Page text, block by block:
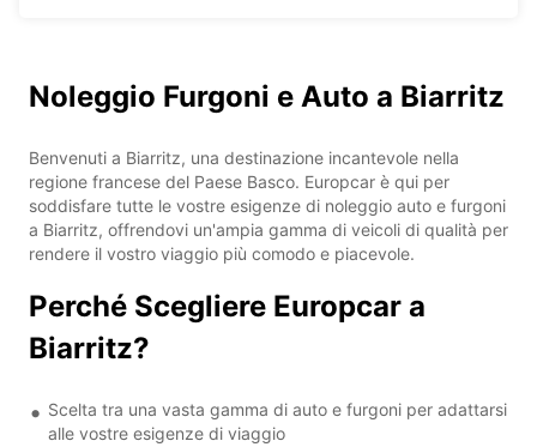
Noleggio Furgoni e Auto a Biarritz
Benvenuti a Biarritz, una destinazione incantevole nella
regione francese del Paese Basco. Europcar è qui per
soddisfare tutte le vostre esigenze di noleggio auto e furgoni
a Biarritz, offrendovi un'ampia gamma di veicoli di qualità per
rendere il vostro viaggio più comodo e piacevole.
Perché Scegliere Europcar a
Biarritz?
Scelta tra una vasta gamma di auto e furgoni per adattarsi
alle vostre esigenze di viaggio